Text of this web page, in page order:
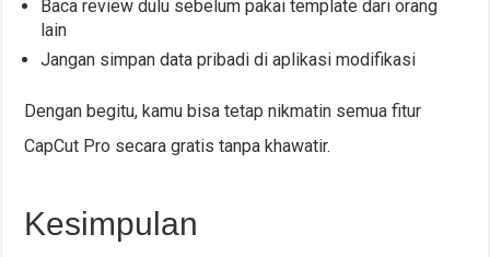
Baca review dulu sebelum pakai template dari orang
lain
Jangan simpan data pribadi di aplikasi modifikasi
Dengan begitu, kamu bisa tetap nikmatin semua fitur
CapCut Pro secara gratis tanpa khawatir.
Kesimpulan